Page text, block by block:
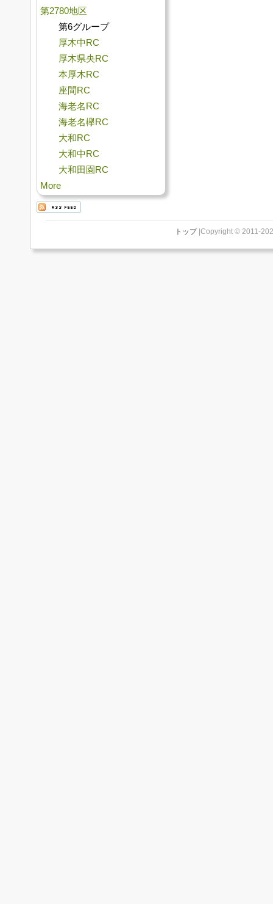
第2780地区
第6グループ
厚木中RC
厚木県央RC
本厚木RC
座間RC
海老名RC
海老名欅RC
大和RC
大和中RC
大和田園RC
More
トップ|Copyright © 2011-